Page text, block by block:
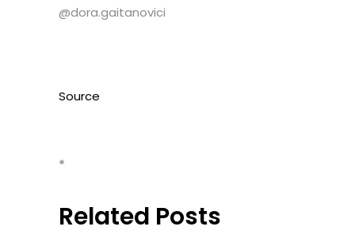
@dora.gaitanovici
Source
*
Related Posts